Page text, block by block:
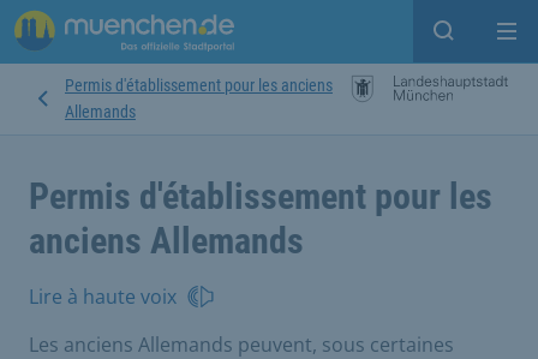
Open
Permis d'établissement pour les anciens
Allemands
Permis d'établissement pour les
anciens Allemands
Lire à haute voix
Les anciens Allemands peuvent, sous certaines